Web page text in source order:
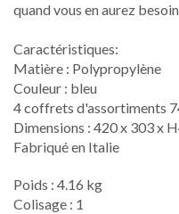
quand vous en aurez
Caractéristiques:
Matière : Polypropylène
Couleur : bleu
4 coffrets d'assortiments
Dimensions : 420 x 303 x
Fabriqué en Italie
Poids : 4.16 kg
Colisage : 1